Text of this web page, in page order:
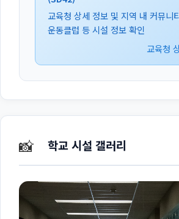
교육청 상세 정보 및 지역 내 커뮤니
운동클럽 등 시설 정보 확인
교육청
📸 학교 시설 갤러리